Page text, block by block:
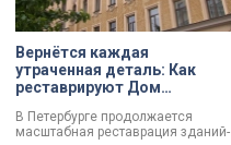
Вернётся каждая
утраченная деталь: Как
реставрируют Дом
Святого Николая на улице
Марата
В Петербурге продолжается
масштабная реставрация зданий-